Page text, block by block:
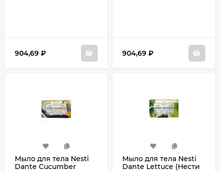
904,69 ₽ 904,69 ₽
Мыло для тела Nesti
Dante Cucumber
Мыло для тела Nesti
Dante Lettuce (Нести